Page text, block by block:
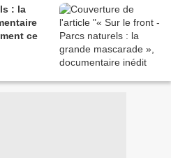
: la
ce